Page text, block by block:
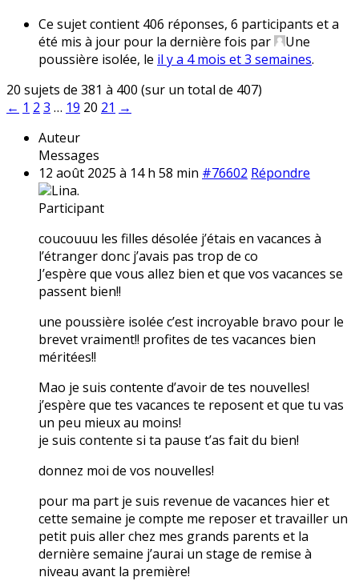
Ce sujet contient 406 réponses, 6 participants et a
été mis à jour pour la dernière fois par
Une
poussière isolée, le il y a 4 mois et 3 semaines.
20 sujets de 381 à 400 (sur un total de 407)
← 1 2 3 … 19 20 21 →
Auteur
Messages
12 août 2025 à 14 h 58 min #76602 Répondre
Lina.
Participant
coucouuu les filles désolée j’étais en vacances à
l’étranger donc j’avais pas trop de co
J’espère que vous allez bien et que vos vacances se
passent bien!!
une poussière isolée c’est incroyable bravo pour le
brevet vraiment!! profites de tes vacances bien
méritées!!
Mao je suis contente d’avoir de tes nouvelles!
j’espère que tes vacances te reposent et que tu vas
un peu mieux au moins!
je suis contente si ta pause t’as fait du bien!
donnez moi de vos nouvelles!
pour ma part je suis revenue de vacances hier et
cette semaine je compte me reposer et travailler un
petit puis aller chez mes grands parents et la
dernière semaine j’aurai un stage de remise à
niveau avant la première!